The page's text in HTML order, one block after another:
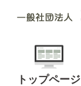
トップページ